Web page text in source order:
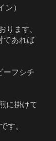
）
ます。
であれば
フシチ
に掛けて
す。